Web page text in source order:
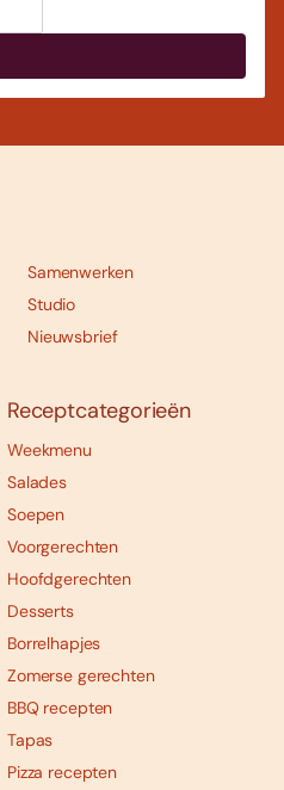
Samenwerken
Studio
Nieuwsbrief
Receptcategorieën
Weekmenu
Salades
Soepen
Voorgerechten
Hoofdgerechten
Desserts
Borrelhapjes
Zomerse gerechten
BBQ recepten
Tapas
Pizza recepten